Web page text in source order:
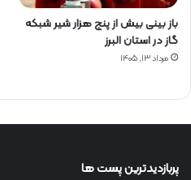
باز بینی بیش از پنج هزار شیر شبکه
گاز در استان البرز
مرداد ۱۳, ۱۴۰۵
پربازدیدترین پست ها